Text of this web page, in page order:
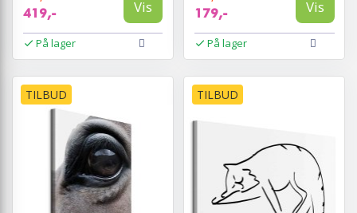
419,- Vis
På lager
179,- Vis
På lager
TILBUD TILBUD